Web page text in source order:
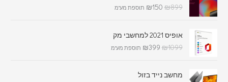
₪899
₪150 תוספת מע"מ
אופיס 2021 למחשבי מק
₪1099
₪399 תוספת מע"מ
מחשב נייד בזול